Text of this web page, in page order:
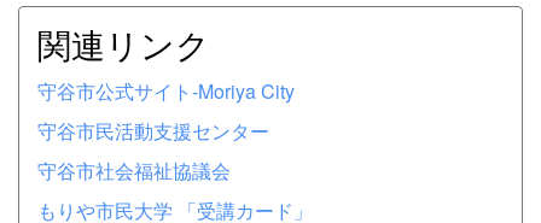
関連リンク
守谷市公式サイト-Moriya City
守谷市民活動支援センター
守谷市社会福祉協議会
もりや市民大学 「受講カード」